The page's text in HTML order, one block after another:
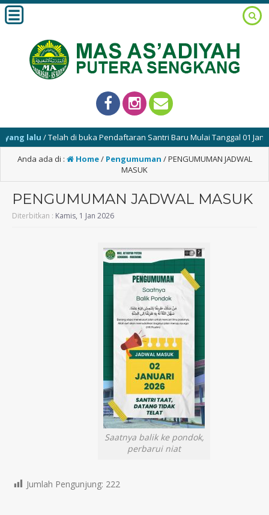
lalu/ Telah di buka Pendaftaran Santri Baru Mulai Tanggal 01
Anda ada di :
Home/ Pengumuman /PENGUMUMAN JADWAL
MASUK
PENGUMUMAN JADWAL MASUK
Diterbitkan : Kamis, 1 Jan 2026
Saatnya balik ke pondok,
perbarui niat
Jumlah Pengunjung: 222